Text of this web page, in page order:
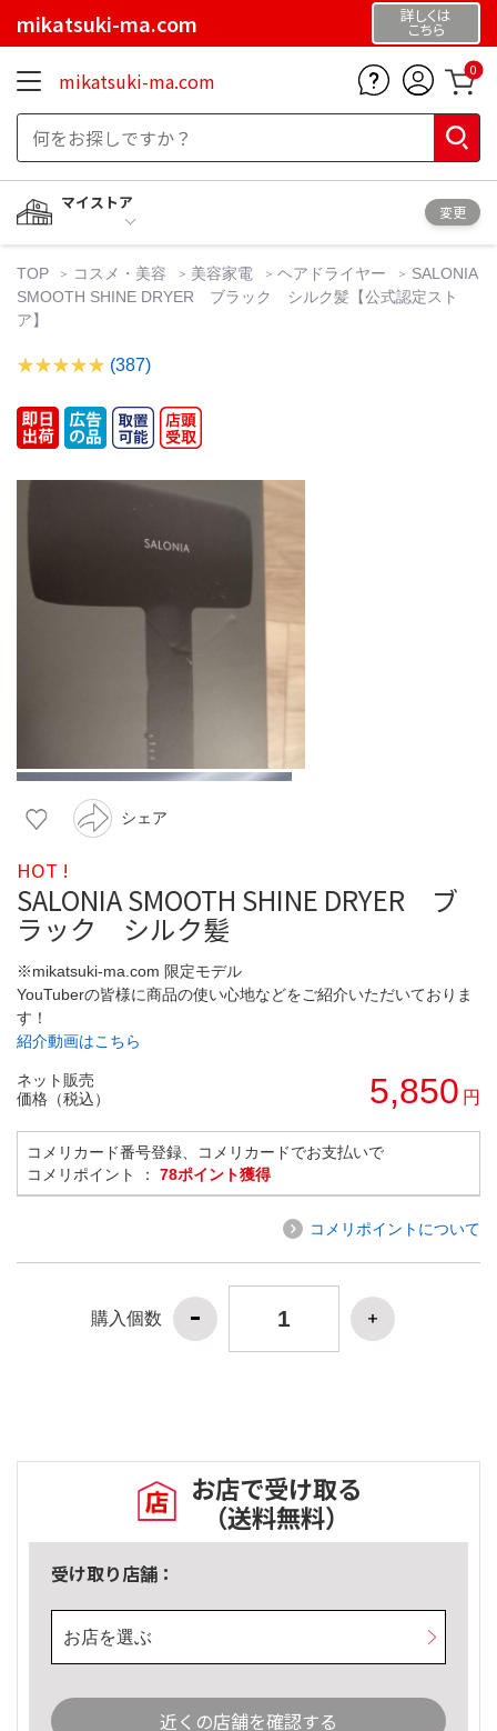
mikatsuki-ma.com 詳しくは
こちら
mikatsuki-ma.com 0
マイストア
変更
TOP コスメ・美容 美容家電 ヘアドライヤー
SALONIA
SMOOTH SHINE DRYER ブラック シルク髪【公式認定スト
ア】
(387)
シェア
HOT !
SALONIA SMOOTH SHINE DRYER ブ
ラック シルク髪
※mikatsuki-ma.com 限定モデル
YouTuberの皆様に商品の使い心地などをご紹介いただいておりま
す！
紹介動画はこちら
ネット販売
価格（税込）
5,850 円
コメリカード番号登録、コメリカードでお支払いで
コメリポイント ： 78ポイント獲得
コメリポイントについて
購入個数
お店で受け取る
（送料無料）
受け取り店舗：
お店を選ぶ
近くの店舗を確認する